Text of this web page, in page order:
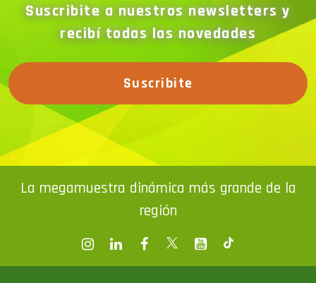
Suscribite a nuestros newsletters y
recibí todas las novedades
Suscribite
La megamuestra dinámica más grande de la
región